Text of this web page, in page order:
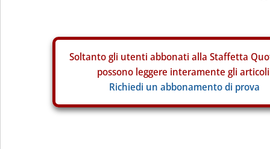
Soltanto gli utenti abbonati alla Staffetta
possono leggere interamente gli
Richiedi un abbonamento di prova